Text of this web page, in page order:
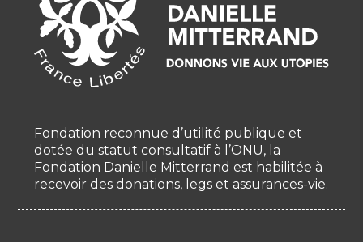
Fondation reconnue d’utilité publique et
dotée du statut consultatif à l’ONU, la
Fondation Danielle Mitterrand est habilitée à
recevoir des donations, legs et assurances-vie.